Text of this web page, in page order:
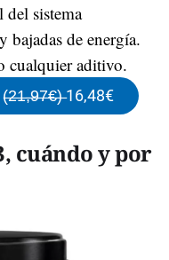
sistema
de energía.
cualquier aditivo.
16,48€
cuándo y por